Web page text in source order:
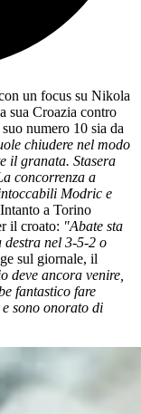
un focus su Nikola
sua Croazia contro
numero 10 sia da
chiudere nel modo
il granata. Stasera
concorrenza a
Modric e
Intanto a Torino
il croato: "Abate sta
destra nel 3-5-2 o
sul giornale, il
deve ancora venire,
fantastico fare
sono onorato di